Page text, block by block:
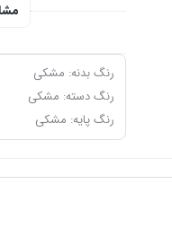
رنگ بدنه: مشکی
رنگ دسته: مشکی
رنگ پایه: مشکی